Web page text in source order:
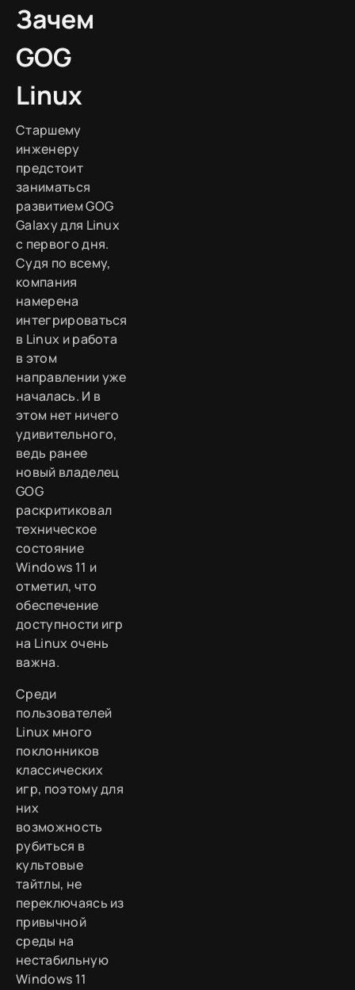
Зачем
GOG
Linux
Старшему
инженеру
предстоит
заниматься
развитием GOG
Galaxy для Linux
с первого дня.
Судя по всему,
компания
намерена
интегрироваться
в Linux и работа
в этом
направлении уже
началась. И в
этом нет ничего
удивительного,
ведь ранее
новый владелец
GOG
раскритиковал
техническое
состояние
Windows 11 и
отметил, что
обеспечение
доступности игр
на Linux очень
важна.
Среди
пользователей
Linux много
поклонников
классических
игр, поэтому для
них
возможность
рубиться в
культовые
тайтлы, не
переключаясь из
привычной
среды на
нестабильную
Windows 11